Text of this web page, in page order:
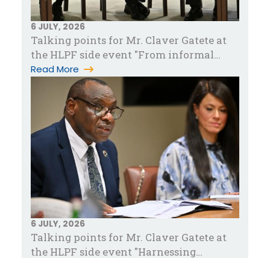
6 JULY, 2026
Talking points for Mr. Claver Gatete at
the HLPF side event "From informal
work to sustainable livelihood…
Read More
6 JULY, 2026
Talking points for Mr. Claver Gatete at
the HLPF side event "Harnessing